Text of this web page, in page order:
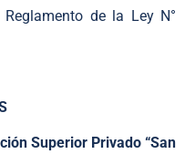
de la Ley N°
Superior Privado “San